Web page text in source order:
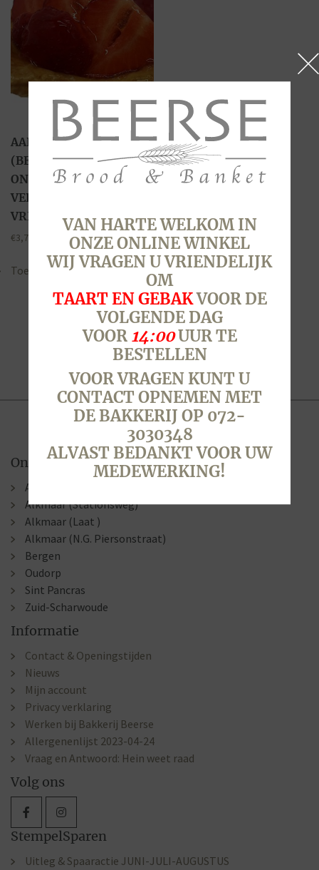
AARDBEIENSCHELP
(BESTELPRODUCT) – IN
ONZE WINKELS
VERKRIJGBAAR OP
VRIJDAG EN ZATERDAG
€3,75
Toevoegen aan winkelwagen
Onze winkels
Alkmaar (Berenkoog)
Alkmaar (Stationsweg)
Alkmaar (Laat )
Alkmaar (N.G. Piersonstraat)
Bergen
Oudorp
Sint Pancras
Zuid-Scharwoude
Informatie
Contact & Openingstijden
Nieuws
Mijn account
Privacy verklaring
Werken bij Bakkerij Beerse
Allergenenlijst 2023-04-24
Vraag en Antwoord: Hein weet raad
Volg ons
StempelSparen
Uitleg & Spaaractie JUNI-JULI-AUGUSTUS
VAN HARTE WELKOM IN
ONZE ONLINE WINKEL
WIJ VRAGEN U VRIENDELIJK
OM
TAART EN GEBAKVOOR DE
VOLGENDE DAG
VOOR 14:00UUR TE
BESTELLEN
VOOR VRAGEN KUNT U
CONTACT OPNEMEN MET
DE BAKKERIJ OP 072-
3030348
ALVAST BEDANKT VOOR UW
MEDEWERKING!